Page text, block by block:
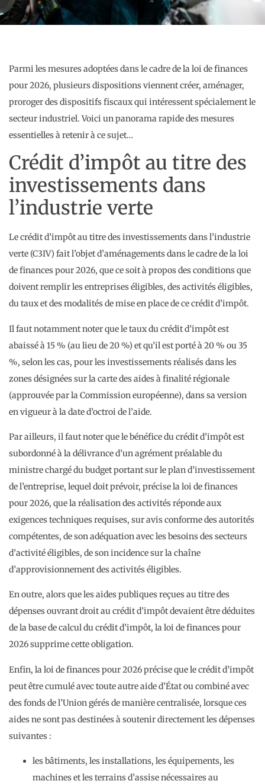
Parmi les mesures adoptées dans le cadre de la loi de finances
pour 2026, plusieurs dispositions viennent créer, aménager,
proroger des dispositifs fiscaux qui intéressent spécialement le
secteur industriel. Voici un panorama rapide des mesures
essentielles à retenir à ce sujet…
Crédit d’impôt au titre des
investissements dans
l’industrie verte
Le crédit d’impôt au titre des investissements dans l’industrie
verte (C3IV) fait l’objet d’aménagements dans le cadre de la loi
de finances pour 2026, que ce soit à propos des conditions que
doivent remplir les entreprises éligibles, des activités éligibles,
du taux et des modalités de mise en place de ce crédit d’impôt.
Il faut notamment noter que le taux du crédit d’impôt est
abaissé à 15 % (au lieu de 20 %) et qu’il est porté à 20 % ou 35
%, selon les cas, pour les investissements réalisés dans les
zones désignées sur la carte des aides à finalité régionale
(approuvée par la Commission européenne), dans sa version
en vigueur à la date d’octroi de l’aide.
Par ailleurs, il faut noter que le bénéfice du crédit d’impôt est
subordonné à la délivrance d’un agrément préalable du
ministre chargé du budget portant sur le plan d’investissement
de l’entreprise, lequel doit prévoir, précise la loi de finances
pour 2026, que la réalisation des activités réponde aux
exigences techniques requises, sur avis conforme des autorités
compétentes, de son adéquation avec les besoins des secteurs
d’activité éligibles, de son incidence sur la chaîne
d’approvisionnement des activités éligibles.
En outre, alors que les aides publiques reçues au titre des
dépenses ouvrant droit au crédit d’impôt devaient être déduites
de la base de calcul du crédit d’impôt, la loi de finances pour
2026 supprime cette obligation.
Enfin, la loi de finances pour 2026 précise que le crédit d’impôt
peut être cumulé avec toute autre aide d’État ou combiné avec
des fonds de l’Union gérés de manière centralisée, lorsque ces
aides ne sont pas destinées à soutenir directement les dépenses
suivantes :
les bâtiments, les installations, les équipements, les
machines et les terrains d’assise nécessaires au